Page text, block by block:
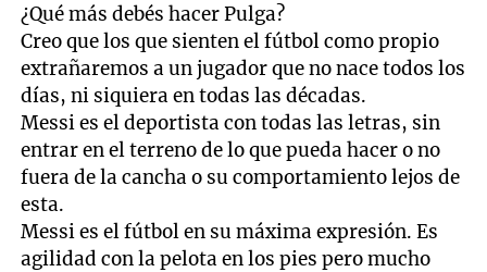
¿Qué más debés hacer Pulga?
Creo que los que sienten el fútbol como propio
extrañaremos a un jugador que no nace todos los
días, ni siquiera en todas las décadas.
Messi es el deportista con todas las letras, sin
entrar en el terreno de lo que pueda hacer o no
fuera de la cancha o su comportamiento lejos de
esta.
Messi es el fútbol en su máxima expresión. Es
agilidad con la pelota en los pies pero mucho